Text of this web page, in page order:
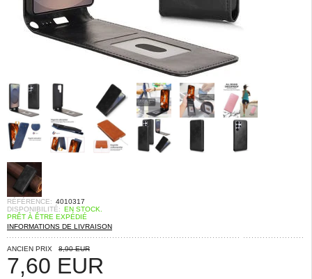
RÉFÉRENCE: 4010317
DISPONIBILITÉ: EN STOCK.
PRÊT À ÊTRE EXPÉDIÉ
INFORMATIONS DE LIVRAISON
ANCIEN PRIX 8,90 EUR
7,60 EUR